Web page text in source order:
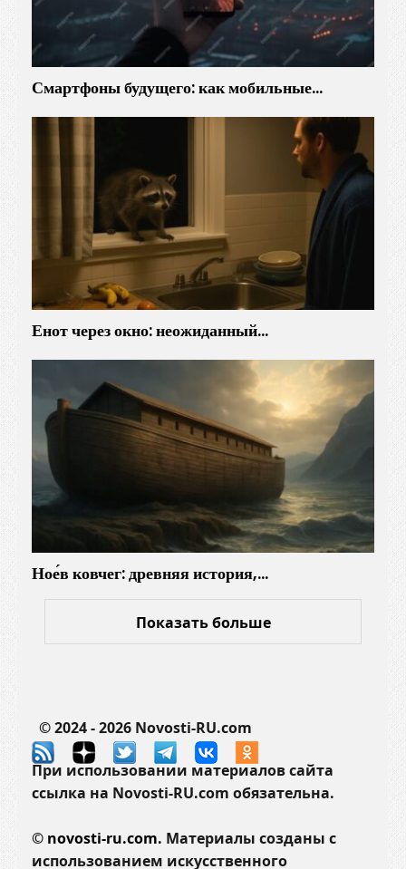
Смартфоны будущего: как мобильные…
Енот через окно: неожиданный…
Ное́в ковчег: древняя история,…
Показать больше
© 2024 - 2026 Novosti-RU.com
При использовании материалов сайта
ссылка на Novosti-RU.com обязательна.
© novosti-ru.com. Материалы созданы с
использованием искусственного